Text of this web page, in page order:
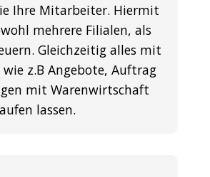
Ihre Mitarbeiter. Hiermit
mehrere Filialen, als
Gleichzeitig alles mit
z.B Angebote, Auftrag
mit Warenwirtschaft
lassen.